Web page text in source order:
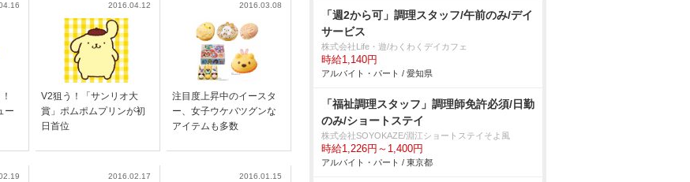
！
ー
2016.04.12
V2狙う！「サンリオ大
賞」ポムポムプリンが初
日首位
2016.03.08
注目度上昇中のイースタ
ー、女子ウケバツグンな
アイテムも多数
2016.02.17 2016.01.15
「週2から可」調理スタッフ/午前のみ/デイ
サービス
株式会社Life・遊/わくわくデイカフェ
時給1,140円
アルバイト・パート / 愛知県
「福祉調理スタッフ」調理師免許必須/日勤
のみ/ショートステイ
株式会社SOYOKAZE/淵江ショートステイそよ風
時給1,226円～1,400円
アルバイト・パート / 東京都